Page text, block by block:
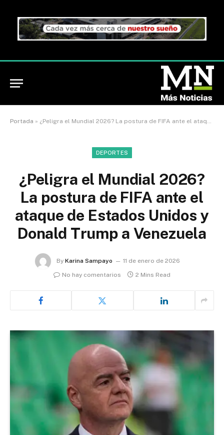
Portada » ¿Peligra el Mundial 2026? La postura de FIFA ante el ataque de Estados Unidos y Donald Trump a Venezuela
DEPORTES
¿Peligra el Mundial 2026?
La postura de FIFA ante el
ataque de Estados Unidos y
Donald Trump a Venezuela
By Karina Sampayo
11 de enero de 2026
No hay comentarios
2 Mins Read